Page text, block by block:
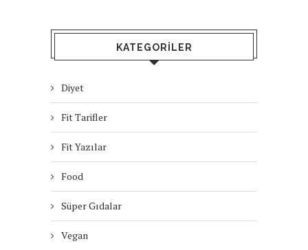
KATEGORILER
Diyet
Fit Tarifler
Fit Yazılar
Food
Süper Gıdalar
Vegan